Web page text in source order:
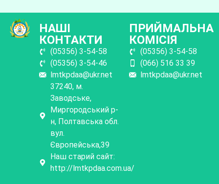
НАШІ
КОНТАКТИ
(05356) 3-54-58
(05356) 3-54-46
lmtkpdaa@ukr.net
37240, м.
Заводське,
Миргородський р-
н, Полтавська обл.
вул.
Європейська,39
Наш старий сайт:
http://lmtkpdaa.com.ua/
ПРИЙМАЛЬНА
КОМІСІЯ
(05356) 3-54-58
(066) 516 33 39
lmtkpdaa@ukr.net